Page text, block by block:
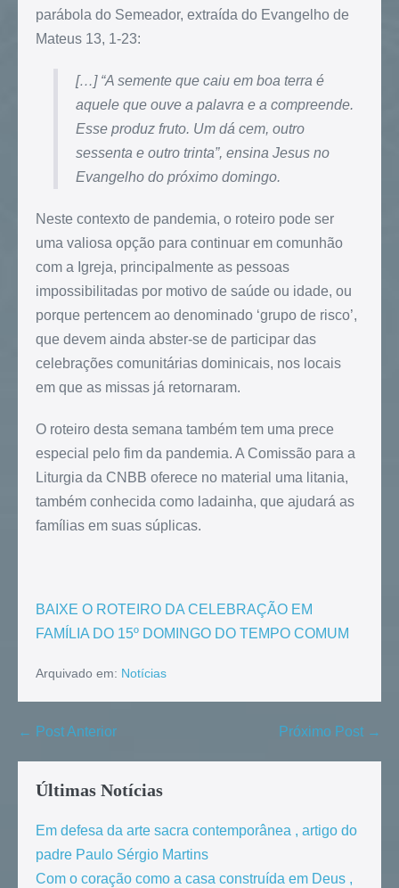
parábola do Semeador, extraída do Evangelho de
Mateus 13, 1-23:
[…] “A semente que caiu em boa terra é
aquele que ouve a palavra e a compreende.
Esse produz fruto. Um dá cem, outro
sessenta e outro trinta”, ensina Jesus no
Evangelho do próximo domingo.
Neste contexto de pandemia, o roteiro pode ser
uma valiosa opção para continuar em comunhão
com a Igreja, principalmente as pessoas
impossibilitadas por motivo de saúde ou idade, ou
porque pertencem ao denominado ‘grupo de risco’,
que devem ainda abster-se de participar das
celebrações comunitárias dominicais, nos locais
em que as missas já retornaram.
O roteiro desta semana também tem uma prece
especial pelo fim da pandemia. A Comissão para a
Liturgia da CNBB oferece no material uma litania,
também conhecida como ladainha, que ajudará as
famílias em suas súplicas.
BAIXE O ROTEIRO DA CELEBRAÇÃO EM
FAMÍLIA DO 15º DOMINGO DO TEMPO COMUM
Arquivado em: Notícias
← Post Anterior Próximo Post →
Últimas Notícias
Em defesa da arte sacra contemporânea , artigo do
padre Paulo Sérgio Martins
Com o coração como a casa construída em Deus ,